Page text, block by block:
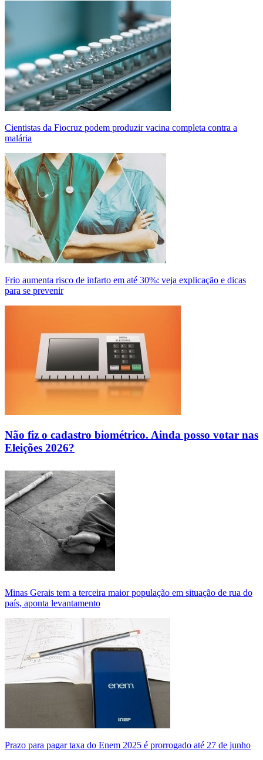
Cientistas da Fiocruz podem produzir vacina completa contra a
malária
Frio aumenta risco de infarto em até 30%: veja explicação e dicas
para se prevenir
Não fiz o cadastro biométrico. Ainda posso votar nas
Eleições 2026?
Minas Gerais tem a terceira maior população em situação de rua do
país, aponta levantamento
Prazo para pagar taxa do Enem 2025 é prorrogado até 27 de junho